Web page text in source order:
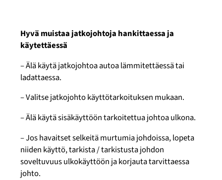
Hyvä muistaa jatkojohtoja hankittaessa ja
käytettäessä
–Älä käytä jatkojohtoa autoa lämmitettäessä tai
ladattaessa.
–Valitse jatkojohto käyttötarkoituksen mukaan.
–Älä käytä sisäkäyttöön tarkoitettua johtoa ulkona.
–Jos havaitset selkeitä murtumia johdoissa, lopeta
niiden käyttö, tarkista / tarkistusta johdon
soveltuvuus ulkokäyttöön ja korjauta tarvittaessa
johto.